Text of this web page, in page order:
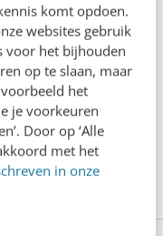
komt opdoen.
websites gebruik
voor het bijhouden
op te slaan, maar
het
je voorkeuren
Door op ‘Alle
met het
in onze
geen kwartier
groeimotor is